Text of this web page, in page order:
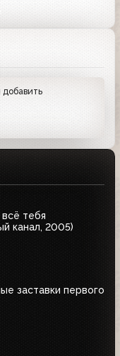
добавить
тебя
канал, 2005)
заставки первого